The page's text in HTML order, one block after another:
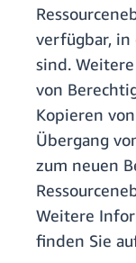
verfügbar, in
sind.
von
Kopieren
Übergang
zum neuen
Weitere
finden Sie